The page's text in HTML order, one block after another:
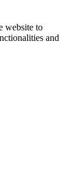
website to
and